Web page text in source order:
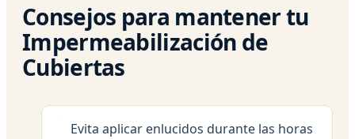
Consejos para mantener tu
Impermeabilización de
Cubiertas
Evita aplicar enlucidos durante las horas